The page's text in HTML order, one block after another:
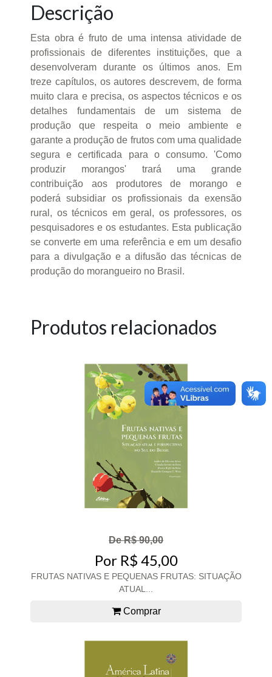
Descrição
Esta obra é fruto de uma intensa atividade de
profissionais de diferentes instituições, que a
desenvolveram durante os últimos anos. Em
treze capítulos, os autores descrevem, de forma
muito clara e precisa, os aspectos técnicos e os
detalhes fundamentais de um sistema de
produção que respeita o meio ambiente e
garante a produção de frutos com uma qualidade
segura e certificada para o consumo. 'Como
produzir morangos' trará uma grande
contribuição aos produtores de morango e
poderá subsidiar os profissionais da exensão
rural, os técnicos em geral, os professores, os
pesquisadores e os estudantes. Esta publicação
se converte em uma referência e em um desafio
para a divulgação e a difusão das técnicas de
produção do morangueiro no Brasil.
Produtos relacionados
De R$ 90,00
Por R$ 45,00
FRUTAS NATIVAS E PEQUENAS FRUTAS: SITUAÇÃO
ATUAL...
Comprar